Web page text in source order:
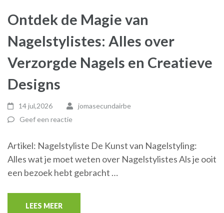
Ontdek de Magie van
Nagelstylistes: Alles over
Verzorgde Nagels en Creatieve
Designs
14 jul,2026
jomasecundairbe
Geef een reactie
Artikel: Nagelstyliste De Kunst van Nagelstyling:
Alles wat je moet weten over Nagelstylistes Als je ooit
een bezoek hebt gebracht …
LEES MEER